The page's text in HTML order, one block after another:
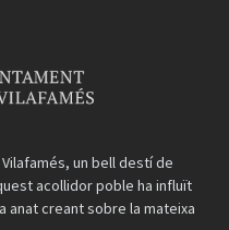
un bell destí de
acollidor poble ha influït
anat creant sobre la mateixa